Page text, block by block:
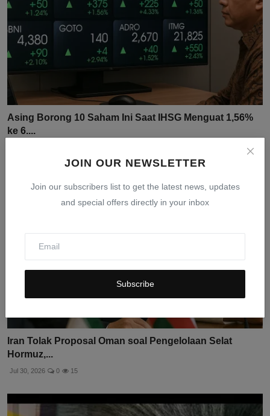
JOIN OUR NEWSLETTER
Join our subscribers list to get the latest news, updates
and special offers directly in your inbox
Subscribe
Asing Borong 10 Saham Ini Saat IHSG Menguat 1,56%
ke 6....
Iran Tolak Proposal Oman soal Pengelolaan Selat
Hormuz,...
Jul 30, 2026 0 15